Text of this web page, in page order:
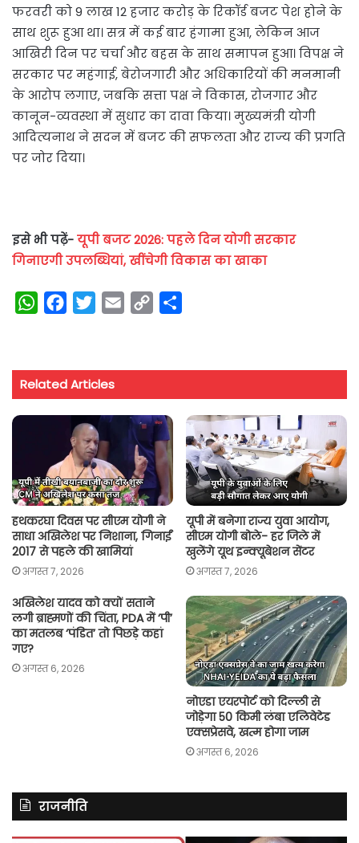
फरवरी को 9 लाख 12 हजार करोड़ के रिकॉर्ड बजट पेश होने के
साथ शुरू हुआ था। सत्र में कई बार हंगामा हुआ, लेकिन आज
आखिरी दिन पर चर्चा और बहस के साथ समापन हुआ। विपक्ष ने
सरकार पर महंगाई, बेरोजगारी और अधिकारियों की मनमानी
के आरोप लगाए, जबकि सत्ता पक्ष ने विकास, रोजगार और
कानून-व्यवस्था में सुधार का दावा किया। मुख्यमंत्री योगी
आदित्यनाथ ने सदन में बजट की सफलता और राज्य की प्रगति
पर जोर दिया।
इसे भी पढ़ें-यूपी बजट 2026: पहले दिन योगी सरकार
गिनाएगी उपलब्धियां, खींचेगी विकास का खाका
W
t
s
A
e
b
o
o
k
t
t
e
r
i
y
i
n
k
r
Related Articles
हथकरघा दिवस पर सीएम योगी ने
साधा अखिलेश पर निशाना, गिनाईं
2017 से पहले की खामियां
अगस्त 7, 2026
यूपी में बनेगा राज्य युवा आयोग,
सीएम योगी बोले- हर जिले में
खुलेंगे यूथ इन्क्यूबेशन सेंटर
अगस्त 7, 2026
अखिलेश यादव को क्यों सताने
लगी ब्राह्मणों की चिंता, PDA में ‘पी’
का मतलब ‘पंडित’ तो पिछड़े कहां
गए?
अगस्त 6, 2026
नोएडा एयरपोर्ट को दिल्ली से
जोड़ेगा 50 किमी लंबा एलिवेटेड
एक्सप्रेसवे, खत्म होगा जाम
अगस्त 6, 2026
राजनीति